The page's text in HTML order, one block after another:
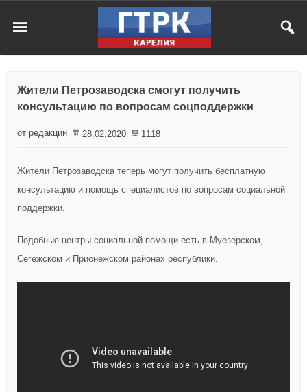
Жители Петрозаводска смогут получить
консультацию по вопросам соцподдержки
от редакции 28.02.2020 1118
Жители Петрозаводска теперь могут получить бесплатную
консультацию и помощь специалистов по вопросам социальной
поддержки.
Подобные центры социальной помощи есть в Муезерском,
Сегежском и Прионежском районах республики.